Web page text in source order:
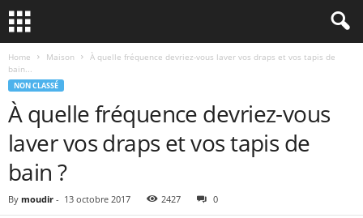
Home Maison
À quelle fréquence devriez-vous laver vos draps et vos tapis de
bain...
NON CLASSÉ
À quelle fréquence devriez-vous
laver vos draps et vos tapis de
bain ?
By moudir - 13 octobre 2017 2427 0